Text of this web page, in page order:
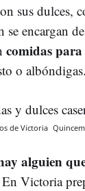
sus dulces,
se encargan
comidas
o
de Victoria
alguien
Victoria